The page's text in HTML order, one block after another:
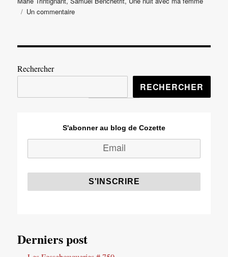
Un commentairesur
tendresse,
C'est
pour
Rechercher
RECHERCHER
S'abonner au blog de Cozette
Derniers post